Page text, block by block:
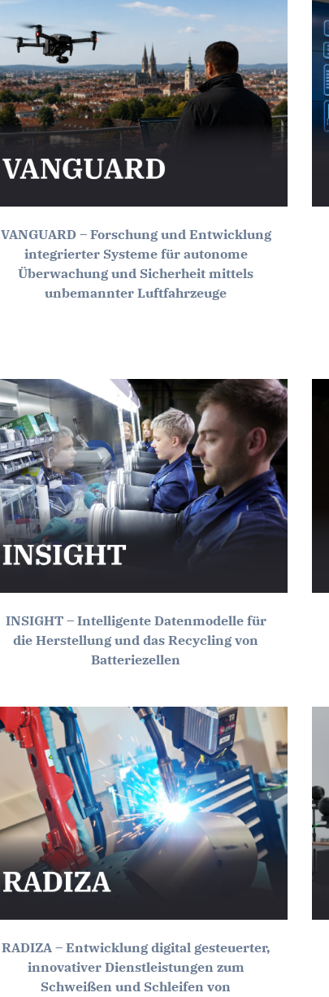
VANGUARD – Forschung und Entwicklung
integrierter Systeme für autonome
Überwachung und Sicherheit mittels
unbemannter Luftfahrzeuge
INSIGHT – Intelligente Datenmodelle für
die Herstellung und das Recycling von
Batteriezellen
RADIZA – Entwicklung digital gesteuerter,
innovativer Dienstleistungen zum
Schweißen und Schleifen von